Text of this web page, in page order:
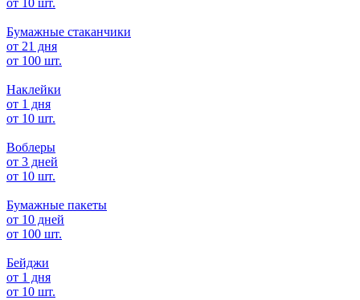
от 10 шт.
Бумажные стаканчики
от 21 дня
от 100 шт.
Наклейки
от 1 дня
от 10 шт.
Воблеры
от 3 дней
от 10 шт.
Бумажные пакеты
от 10 дней
от 100 шт.
Бейджи
от 1 дня
от 10 шт.